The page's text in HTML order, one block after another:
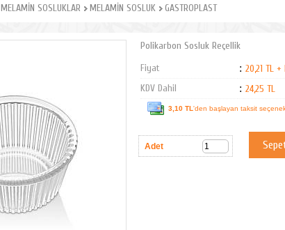
MELAMİN SOSLUKLAR MELAMİN SOSLUK GASTROPLAST
Polikarbon Sosluk Reçellik
Fiyat
: 20,21 TL +
KDV Dahil
: 24,25 TL
3,10 TL'den başlayan taksit
Adet